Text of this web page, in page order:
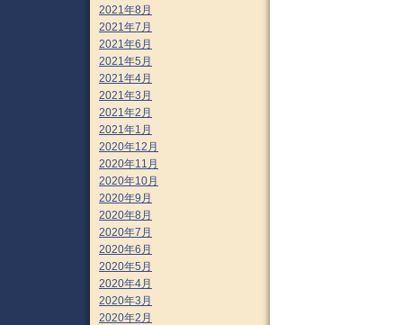
2021年8月
2021年7月
2021年6月
2021年5月
2021年4月
2021年3月
2021年2月
2021年1月
2020年12月
2020年11月
2020年10月
2020年9月
2020年8月
2020年7月
2020年6月
2020年5月
2020年4月
2020年3月
2020年2月